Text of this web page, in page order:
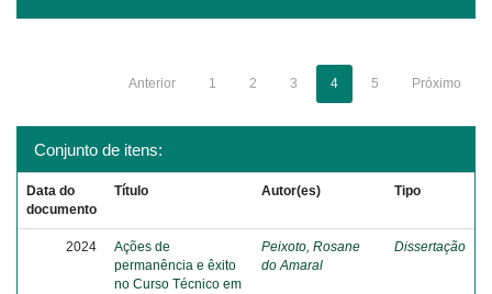
Anterior 1 2 3 4 5 Próximo
Conjunto de itens:
Data do
documento
Título Autor(es) Tipo
2024
Ações de
permanência e êxito
no Curso Técnico em
Peixoto, Rosane
do Amaral
Dissertação